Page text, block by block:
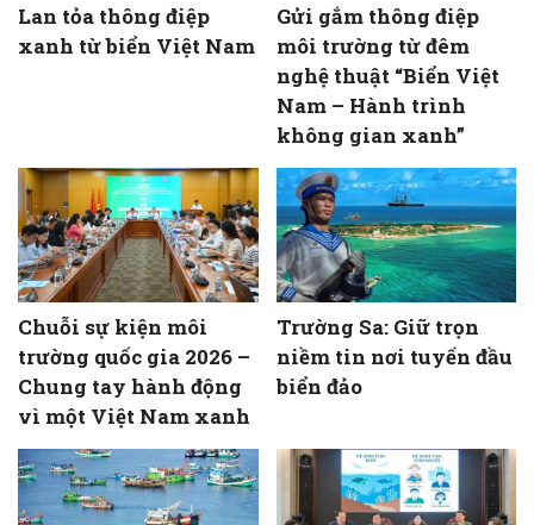
Lan tỏa thông điệp
xanh từ biển Việt Nam
Gửi gắm thông điệp
môi trường từ đêm
nghệ thuật “Biển Việt
Nam – Hành trình
không gian xanh”
Chuỗi sự kiện môi
trường quốc gia 2026 –
Chung tay hành động
vì một Việt Nam xanh
Trường Sa: Giữ trọn
niềm tin nơi tuyến đầu
biển đảo